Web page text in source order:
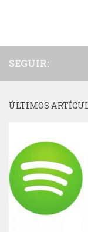
SEGUIR:
ÚLTIMOS